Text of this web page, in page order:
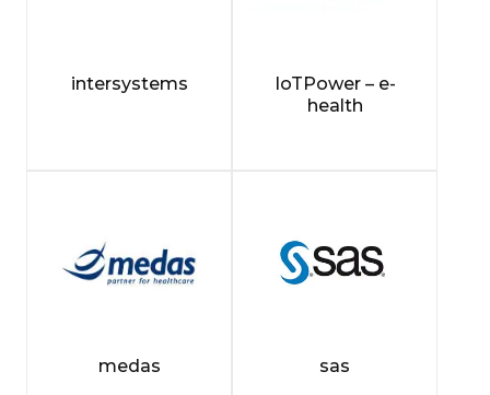
intersystems
IoTPower – e-
health
medas sas